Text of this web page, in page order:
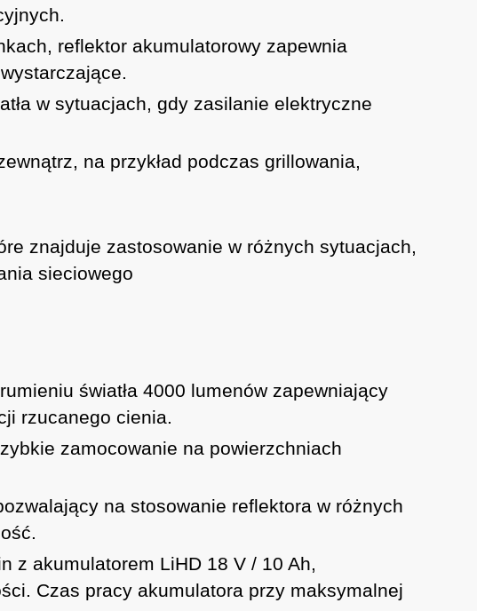
reflektor akumulatorowy zapewnia
w sytuacjach, gdy zasilanie elektryczne
na przykład podczas grillowania,
znajduje zastosowanie w różnych sytuacjach,
sieciowego
światła 4000 lumenów zapewniający
rzucanego cienia.
zamocowanie na powierzchniach
na stosowanie reflektora w różnych
z akumulatorem LiHD 18 V / 10 Ah,
Czas pracy akumulatora przy maksymalnej